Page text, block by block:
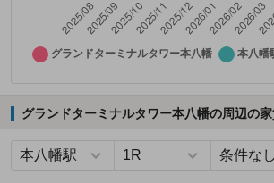
グランドターミナルタワー本八幡の周辺の